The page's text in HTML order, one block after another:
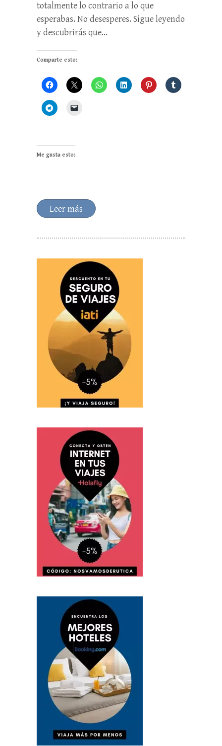
totalmente lo contrario a lo que
esperabas. No desesperes. Sigue leyendo
y descubrirás que…
Comparte esto:
Me gusta esto:
Leer más